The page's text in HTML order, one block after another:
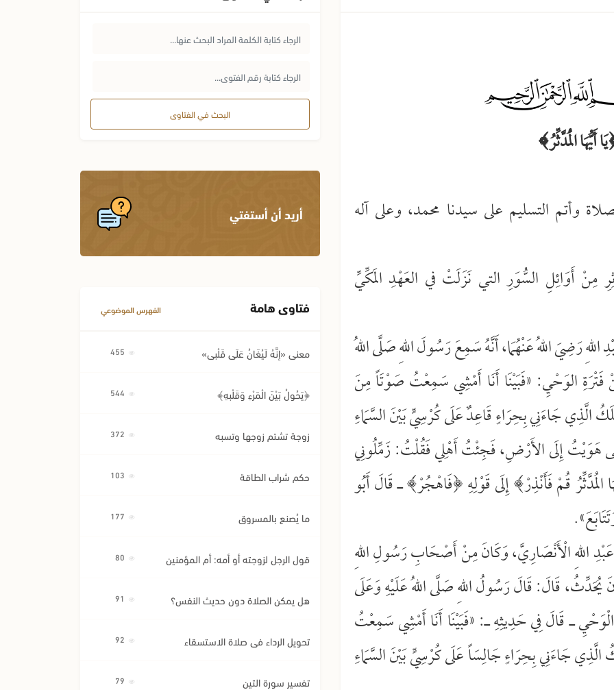
وأتم التسليم على سيدنا محمد، وعلى آله
مِنْ أَوَائِلِ السُّوَرِ التي نَزَلَتْ في العَهْدِ المَكِّيِّ
رَضِيَ اللهُ عَنْهُمَا، أَنَّهُ سَمِعَ رَسُولَ اللهِ صَلَّى اللهُ
الوَحْيِ: «فَبَيْنَا أَنَا أَمْشِي سَمِعْتُ صَوْتَاً مِنَ
الَّذِي جَاءَنِي بِحِرَاءٍ قَاعِدٌ عَلَى كُرْسِيٍّ بَيْنَ السَّمَاءِ
إِلَى الأَرْضِ، فَجِئْتُ أَهْلِي فَقُلْتُ: زَمِّلُونِي
المُدَّثِّرُ قُمْ فَأَنْذِرْ﴾ إِلَى قَوْلِهِ ﴿فَاهْجُرْ﴾ ـ قَالَ أَبُو
اللهِ الْأَنْصَارِيَّ، وَكَانَ مِنْ أَصْحَابِ رَسُولِ اللهِ
قَالَ: قَالَ رَسُولُ اللهِ صَلَّى اللهُ عَلَيْهِ وَعَلَى
ـ قَالَ فِي حَدِيثِهِ ـ: «فَبَيْنَا أَنَا أَمْشِي سَمِعْتُ
الَّذِي جَاءَنِي بِحِرَاءٍ جَالِسَاً عَلَى كُرْسِيٍّ بَيْنَ السَّمَاءِ
البحث في الفتاوى
أريد أن أستفتي
فتاوى هامة الفهرس الموضوعي
معنى «إِنَّهُ لَيُغَانُ عَلَى قَلْبِي»
﴿يَحُولُ بَيْنَ الْمَرْءِ وَقَلْبِهِ﴾
زوجة تشتم زوجها وتسبه
حكم شراب الطاقة
ما يُصنع بالمسروق
قول الرجل لزوجته أو أمه: أم المؤمنين
هل يمكن الصلاة دون حديث النفس؟
تحويل الرداء في صلاة الاستسقاء
تفسير سورة التين